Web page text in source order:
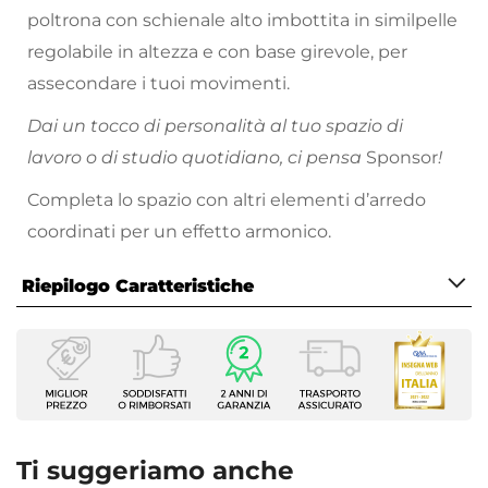
poltrona con schienale alto imbottita in similpelle
regolabile in altezza e con base girevole, per
assecondare i tuoi movimenti.
Dai un tocco di personalità al tuo spazio di
lavoro o di studio quotidiano, ci pensa Sponsor!
Completa lo spazio con altri elementi d’arredo
coordinati per un effetto armonico.
Riepilogo Caratteristiche
Caratteristiche
Tipologia
Sedia girevole
Sponsor Plus
Ti suggeriamo anche